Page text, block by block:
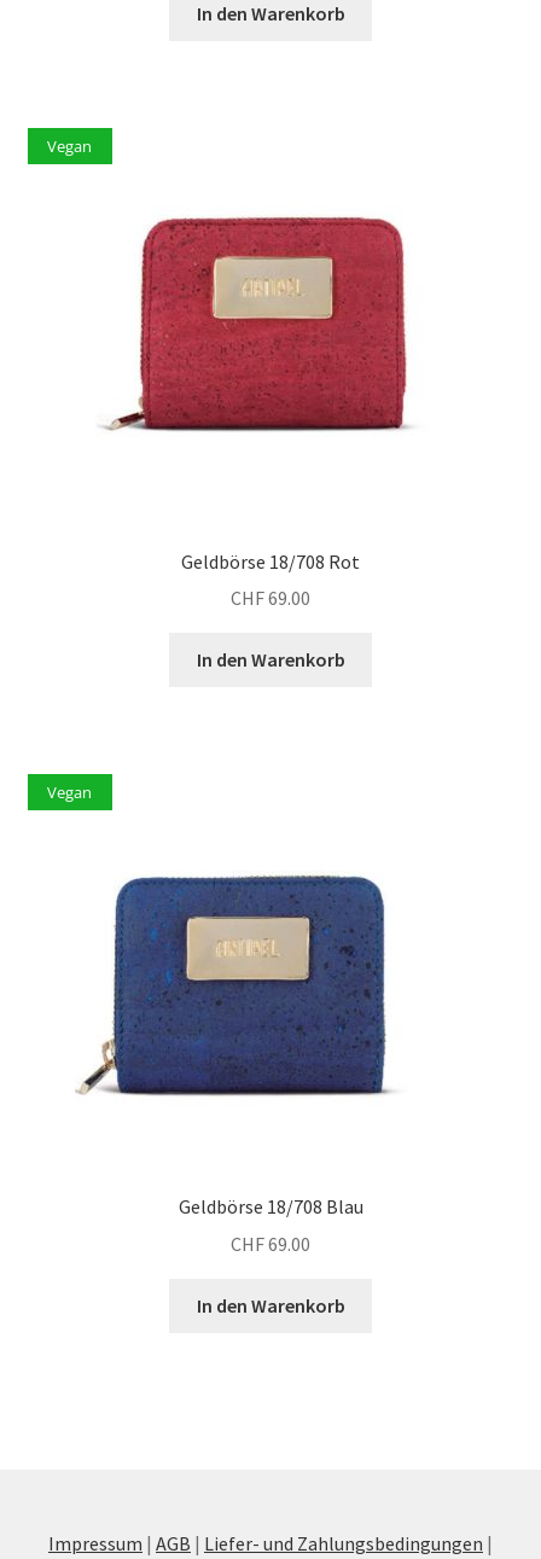
In den Warenkorb
Vegan
Geldbörse 18/708 Rot
CHF69.00
In den Warenkorb
Vegan
Geldbörse 18/708 Blau
CHF69.00
In den Warenkorb
Impressum | AGB | Liefer- und Zahlungsbedingungen |